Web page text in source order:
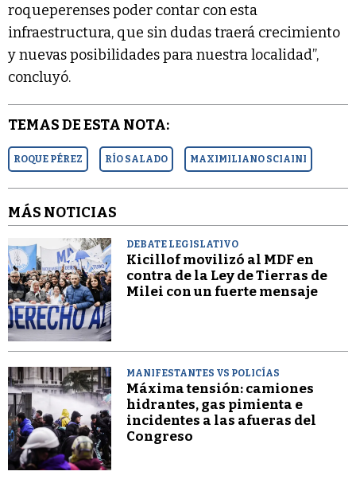
roqueperenses poder contar con esta
infraestructura, que sin dudas traerá crecimiento
y nuevas posibilidades para nuestra localidad”,
concluyó.
TEMAS DE ESTA NOTA:
ROQUE PÉREZ RÍO SALADO MAXIMILIANO SCIAINI
MÁS NOTICIAS
DEBATE LEGISLATIVO
Kicillof movilizó al MDF en
contra de la Ley de Tierras de
Milei con un fuerte mensaje
MANIFESTANTES VS POLICÍAS
Máxima tensión: camiones
hidrantes, gas pimienta e
incidentes a las afueras del
Congreso